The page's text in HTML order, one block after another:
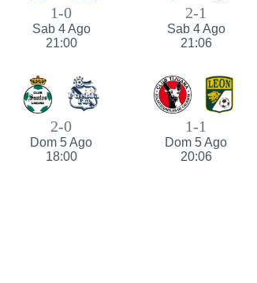
1-0
Sab 4 Ago
21:00
2-1
Sab 4 Ago
21:06
2-0
Dom 5 Ago
18:00
1-1
Dom 5 Ago
20:06